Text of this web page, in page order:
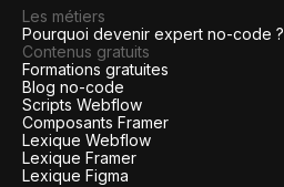
Les métiers
Pourquoi devenir expert no-code ?
Contenus gratuits
Formations gratuites
Blog no-code
Scripts Webflow
Composants Framer
Lexique Webflow
Lexique Framer
Lexique Figma